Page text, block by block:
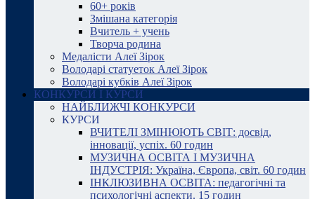
60+ років
Змішана категорія
Вчитель + учень
Творча родина
Медалісти Алеї Зірок
Володарі статуеток Алеї Зірок
Володарі кубків Алеї Зірок
КОНКУРСИ І КУРСИ
НАЙБЛИЖЧІ КОНКУРСИ
КУРСИ
ВЧИТЕЛІ ЗМІНЮЮТЬ СВІТ: досвід,
інновації, успіх. 60 годин
МУЗИЧНА ОСВІТА І МУЗИЧНА
ІНДУСТРІЯ: Україна, Європа, світ. 60 годин
ІНКЛЮЗИВНА ОСВІТА: педагогічні та
психологічні аспекти. 15 годин